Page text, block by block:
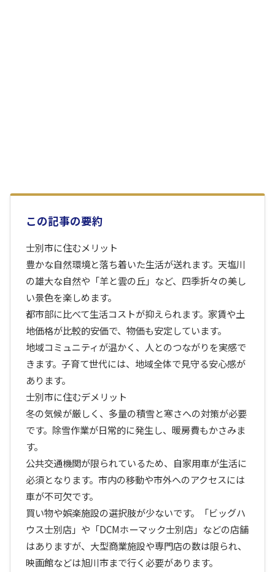
この記事の要約
士別市に住むメリット
豊かな自然環境と落ち着いた生活が送れます。天塩川
の雄大な自然や「羊と雲の丘」など、四季折々の美し
い景色を楽しめます。
都市部に比べて生活コストが抑えられます。家賃や土
地価格が比較的安価で、物価も安定しています。
地域コミュニティが温かく、人とのつながりを実感で
きます。子育て世代には、地域全体で見守る安心感が
あります。
士別市に住むデメリット
冬の気候が厳しく、多量の積雪と寒さへの対策が必要
です。除雪作業が日常的に発生し、暖房費もかさみま
す。
公共交通機関が限られているため、自家用車が生活に
必須となります。市内の移動や市外へのアクセスには
車が不可欠です。
買い物や娯楽施設の選択肢が少ないです。「ビッグハ
ウス士別店」や「DCMホーマック士別店」などの店舗
はありますが、大型商業施設や専門店の数は限られ、
映画館などは旭川市まで行く必要があります。